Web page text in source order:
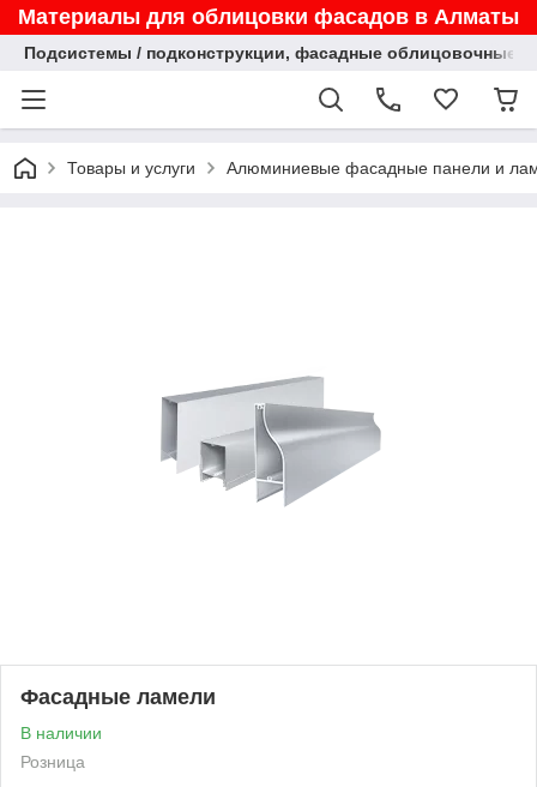
Материалы для облицовки фасадов в Алматы
Подсистемы / подконструкции, фасадные облицовочные
Товары и услуги Алюминиевые фасадные панели и
Фасадные ламели
В наличии
Розница